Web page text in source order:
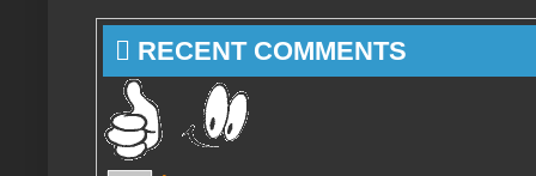
 RECENT COMMENTS